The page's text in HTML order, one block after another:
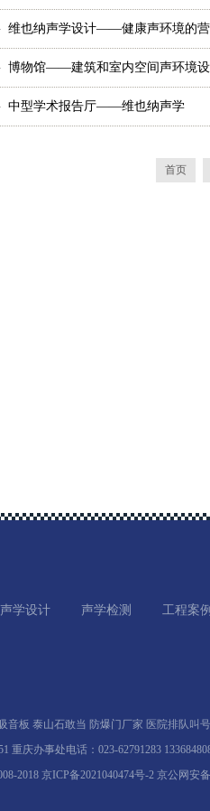
维也纳声学设计——健康声环境的
博物馆——建筑和室内空间声环境
中型学术报告厅——维也纳声学
首页
声学设计 声学检测
工程案例
音板 泰山石敢当 防爆门厂家 医院排队叫
重庆办事处电话：023-62791283
2018 京ICP备2021040474号-2 京公网安